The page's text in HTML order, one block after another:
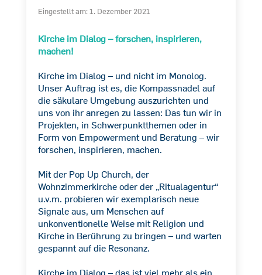
Eingestellt am: 1. Dezember 2021
Kirche im Dialog – forschen, inspirieren,
machen!
Kirche im Dialog – und nicht im Monolog.
Unser Auftrag ist es, die Kompassnadel auf
die säkulare Umgebung auszurichten und
uns von ihr anregen zu lassen: Das tun wir in
Projekten, in Schwerpunktthemen oder in
Form von Empowerment und Beratung – wir
forschen, inspirieren, machen.
Mit der Pop Up Church, der
Wohnzimmerkirche oder der „Ritualagentur“
u.v.m. probieren wir exemplarisch neue
Signale aus, um Menschen auf
unkonventionelle Weise mit Religion und
Kirche in Berührung zu bringen – und warten
gespannt auf die Resonanz.
Kirche im Dialog – das ist viel mehr als ein